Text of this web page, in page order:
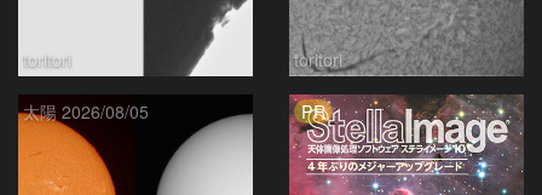
toritori toritori
太陽 2026/08/05 PR